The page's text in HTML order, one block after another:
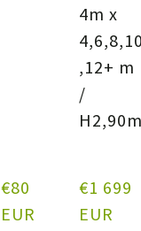
€80
EUR
4m x
4,6,8,10
,12+ m
/
H2,90m
€1 699
EUR